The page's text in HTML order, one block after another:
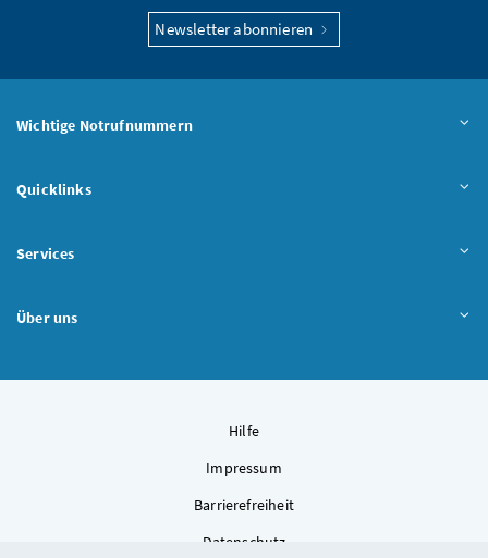
Newsletter abonnieren
Wichtige Notrufnummern
Quicklinks
Services
Über uns
Hilfe
Impressum
Barrierefreiheit
Datenschutz